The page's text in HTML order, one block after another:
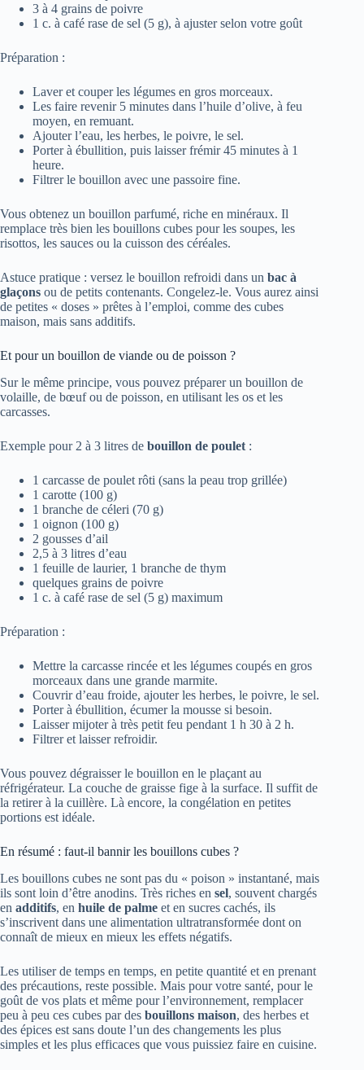
3 à 4 grains de poivre
1 c. à café rase de sel (5 g), à ajuster selon votre goût
Préparation :
Laver et couper les légumes en gros morceaux.
Les faire revenir 5 minutes dans l’huile d’olive, à feu
moyen, en remuant.
Ajouter l’eau, les herbes, le poivre, le sel.
Porter à ébullition, puis laisser frémir 45 minutes à 1
heure.
Filtrer le bouillon avec une passoire fine.
Vous obtenez un bouillon parfumé, riche en minéraux. Il
remplace très bien les bouillons cubes pour les soupes, les
risottos, les sauces ou la cuisson des céréales.
Astuce pratique : versez le bouillon refroidi dans un bac à
glaçons ou de petits contenants. Congelez-le. Vous aurez ainsi
de petites « doses » prêtes à l’emploi, comme des cubes
maison, mais sans additifs.
Et pour un bouillon de viande ou de poisson ?
Sur le même principe, vous pouvez préparer un bouillon de
volaille, de bœuf ou de poisson, en utilisant les os et les
carcasses.
Exemple pour 2 à 3 litres de bouillon de poulet :
1 carcasse de poulet rôti (sans la peau trop grillée)
1 carotte (100 g)
1 branche de céleri (70 g)
1 oignon (100 g)
2 gousses d’ail
2,5 à 3 litres d’eau
1 feuille de laurier, 1 branche de thym
quelques grains de poivre
1 c. à café rase de sel (5 g) maximum
Préparation :
Mettre la carcasse rincée et les légumes coupés en gros
morceaux dans une grande marmite.
Couvrir d’eau froide, ajouter les herbes, le poivre, le sel.
Porter à ébullition, écumer la mousse si besoin.
Laisser mijoter à très petit feu pendant 1 h 30 à 2 h.
Filtrer et laisser refroidir.
Vous pouvez dégraisser le bouillon en le plaçant au
réfrigérateur. La couche de graisse fige à la surface. Il suffit de
la retirer à la cuillère. Là encore, la congélation en petites
portions est idéale.
En résumé : faut-il bannir les bouillons cubes ?
Les bouillons cubes ne sont pas du « poison » instantané, mais
ils sont loin d’être anodins. Très riches en sel, souvent chargés
en additifs, en huile de palme et en sucres cachés, ils
s’inscrivent dans une alimentation ultratransformée dont on
connaît de mieux en mieux les effets négatifs.
Les utiliser de temps en temps, en petite quantité et en prenant
des précautions, reste possible. Mais pour votre santé, pour le
goût de vos plats et même pour l’environnement, remplacer
peu à peu ces cubes par des bouillons maison, des herbes et
des épices est sans doute l’un des changements les plus
simples et les plus efficaces que vous puissiez faire en cuisine.